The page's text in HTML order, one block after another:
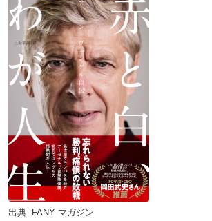
出典: FANY マガジン